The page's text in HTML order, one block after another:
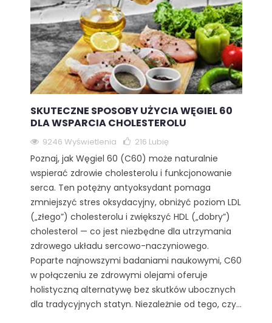
SKUTECZNE SPOSOBY UŻYCIA WĘGIEL 60
DLA WSPARCIA CHOLESTEROLU
9246 Wyświetlenia 216 Lubię
Poznaj, jak Węgiel 60 (C60) może naturalnie
wspierać zdrowie cholesterolu i funkcjonowanie
serca. Ten potężny antyoksydant pomaga
zmniejszyć stres oksydacyjny, obniżyć poziom LDL
(„złego”) cholesterolu i zwiększyć HDL („dobry”)
cholesterol — co jest niezbędne dla utrzymania
zdrowego układu sercowo-naczyniowego.
Poparte najnowszymi badaniami naukowymi, C60
w połączeniu ze zdrowymi olejami oferuje
holistyczną alternatywę bez skutków ubocznych
dla tradycyjnych statyn. Niezależnie od tego, czy...